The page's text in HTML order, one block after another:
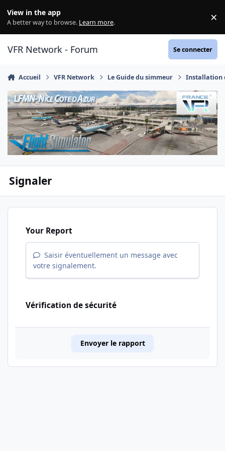
View in the app
A better way to browse. Learn more. ×
VFR Network - Forum Se connecter
Accueil VFR Network Le Guide du simmeur Installation
Signaler
Your Report
Saisir éventuellement un message avec
votre signalement.
Vérification de sécurité
Envoyer le rapport